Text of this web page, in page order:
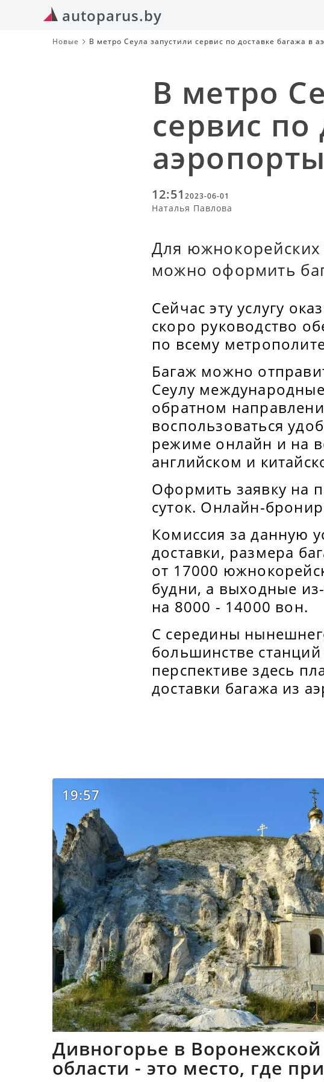
autoparus.by
Новые В метро Сеула запустили сервис по доставке багажа в
В метро
сервис по
аэропорты
12:51 2023-06-01
Наталья Павлова
Для южнокорейских
можно оформить
Сейчас эту услугу
скоро руководство
по всему
Багаж можно
Сеулу
обратном
воспользоваться
режиме онлайн и на
английском и
Оформить заявку на
суток. Онлайн-
Комиссия за данную
доставки, размера
от 17000
будни, а выходные
на 8000 - 14000 вон.
С середины
большинстве
перспективе здесь
доставки багажа из
19:57
Дивногорье в Воронежской
области - это место, где